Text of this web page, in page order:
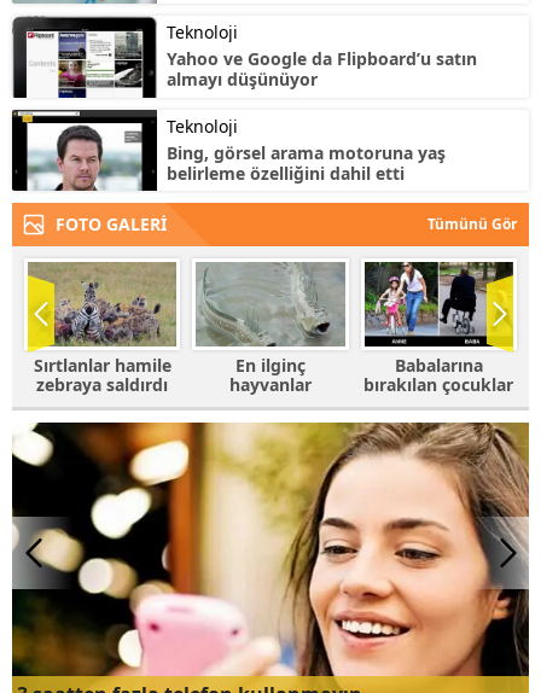
Teknoloji
Yahoo ve Google da Flipboard’u satın
almayı düşünüyor
Teknoloji
Bing, görsel arama motoruna yaş
belirleme özelliğini dahil etti
FOTO GALERİ Tümünü Gör
En ilginç
hayvanlar
Babalarına
bırakılan çocuklar
Fotoğrafı
trolleyen
hayvanlar